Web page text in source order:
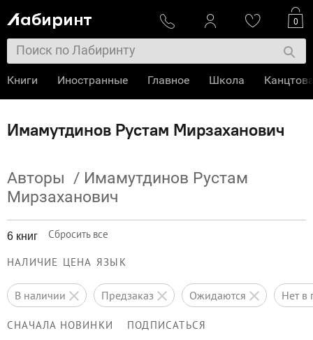
Имамутдинов Рустам Мирзаханович
Авторы / Имамутдинов Рустам
Мирзаханович
6 книг Сбросить все
НАЛИЧИЕ ЦЕНА ЯЗЫК
в наличии предзаказ ожидаются нет
СНАЧАЛА НОВИНКИ ПОДПИСАТЬСЯ
0
Книги Иностранные Главное Школа